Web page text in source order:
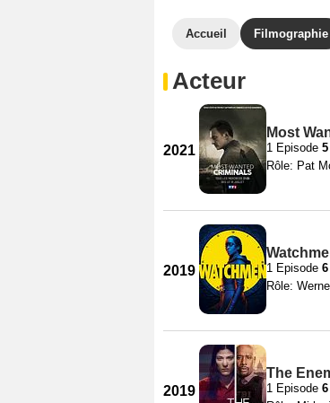
Accueil Filmographie
Acteur
2021
Most
1 Episode 5
Rôle: Pat
2019 1 Episode 6
Rôle:
2019
The
1 Episode 6